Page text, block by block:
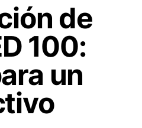
de
100:
un